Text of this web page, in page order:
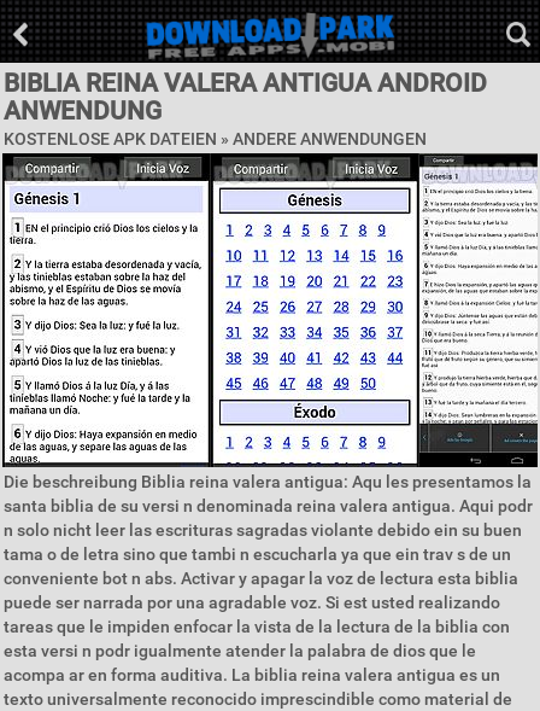
BIBLIA REINA VALERA ANTIGUA ANDROID
ANWENDUNG
KOSTENLOSE APK DATEIEN » ANDERE ANWENDUNGEN
Die beschreibung Biblia reina valera antigua: Aqu les presentamos la
santa biblia de su versi n denominada reina valera antigua. Aqui podr
n solo nicht leer las escrituras sagradas violante debido ein su buen
tama o de letra sino que tambi n escucharla ya que ein trav s de un
conveniente bot n abs. Activar y apagar la voz de lectura esta biblia
puede ser narrada por una agradable voz. Si est usted realizando
tareas que le impiden enfocar la vista de la lectura de la biblia con
esta versi n podr igualmente atender la palabra de dios que le
acompa ar en forma auditiva. La biblia reina valera antigua es un
texto universalmente reconocido imprescindible como material de